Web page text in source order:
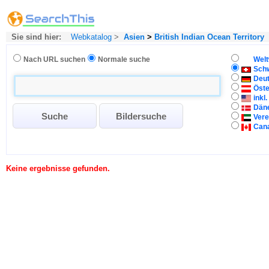
Sie sind hier: Webkatalog > Asien > British Indian Ocean Territory
Nach URL suchen Normale suche
inkl.
Keine ergebnisse gefunden.